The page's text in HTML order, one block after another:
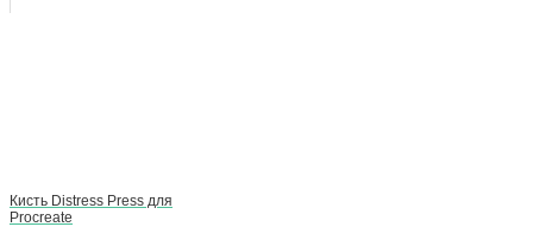
Кисть Distress Press для
Procreate